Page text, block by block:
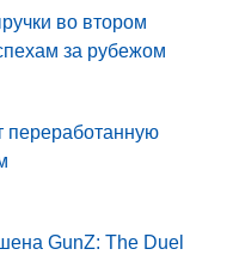
во втором
за рубежом
переработанную
GunZ: The Duel